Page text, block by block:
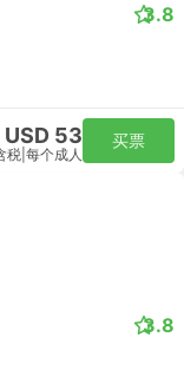
3.8
USD 53
税 每个成人
买票
3.8